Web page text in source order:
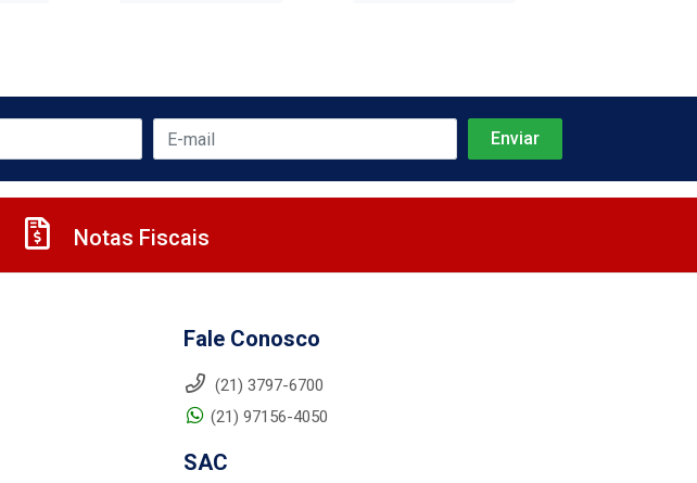
Notas Fiscais
Fale Conosco
(21) 3797-6700
(21) 97156-4050
SAC